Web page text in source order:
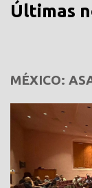
Últimas
MÉXICO: